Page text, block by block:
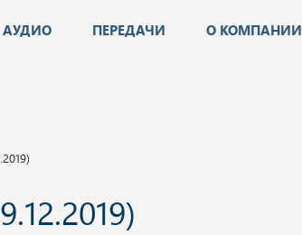
АУДИО ПЕРЕДАЧИ О КОМПАНИИ